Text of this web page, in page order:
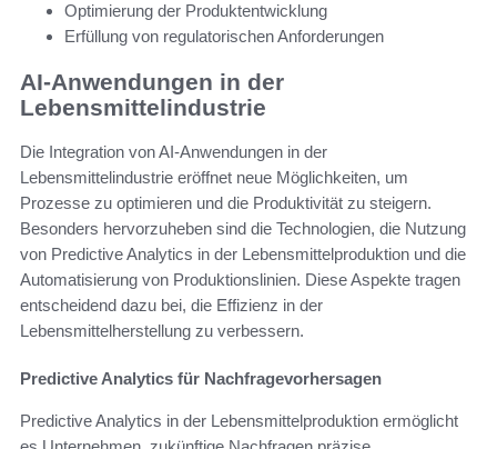
Optimierung der Produktentwicklung
Erfüllung von regulatorischen Anforderungen
AI-Anwendungen in der
Lebensmittelindustrie
Die Integration von AI-Anwendungen in der
Lebensmittelindustrie eröffnet neue Möglichkeiten, um
Prozesse zu optimieren und die Produktivität zu steigern.
Besonders hervorzuheben sind die Technologien, die Nutzung
von Predictive Analytics in der Lebensmittelproduktion und die
Automatisierung von Produktionslinien. Diese Aspekte tragen
entscheidend dazu bei, die Effizienz in der
Lebensmittelherstellung zu verbessern.
Predictive Analytics für Nachfragevorhersagen
Predictive Analytics in der Lebensmittelproduktion ermöglicht